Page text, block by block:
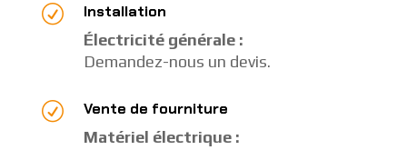
R
Installation
Électricité générale :
Demandez-nous un devis.
R
Vente de fourniture
Matériel électrique :